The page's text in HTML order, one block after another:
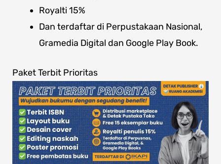
Royalti 15%
Dan terdaftar di Perpustakaan Nasional,
Gramedia Digital dan Google Play Book.
Paket Terbit Prioritas